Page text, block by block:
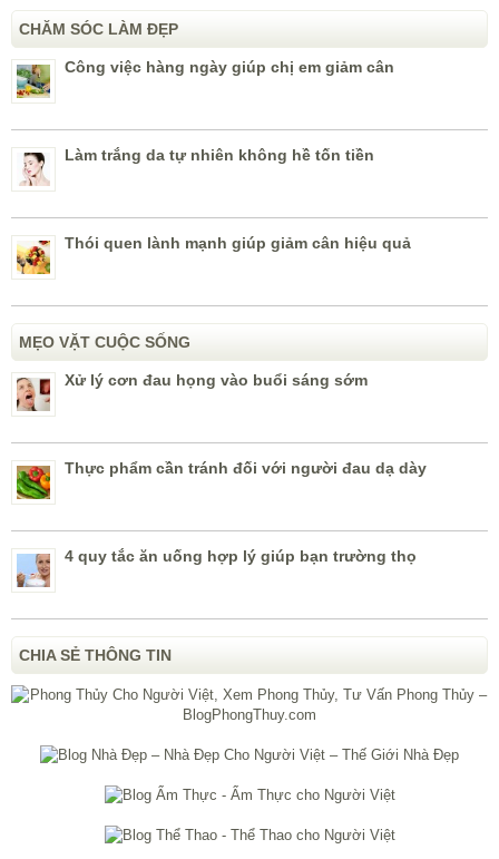
CHĂM SÓC LÀM ĐẸP
Công việc hàng ngày giúp chị em giảm cân
Làm trắng da tự nhiên không hề tốn tiền
Thói quen lành mạnh giúp giảm cân hiệu quả
MẸO VẶT CUỘC SỐNG
Xử lý cơn đau họng vào buổi sáng sớm
Thực phẩm cần tránh đối với người đau dạ dày
4 quy tắc ăn uống hợp lý giúp bạn trường thọ
CHIA SẺ THÔNG TIN